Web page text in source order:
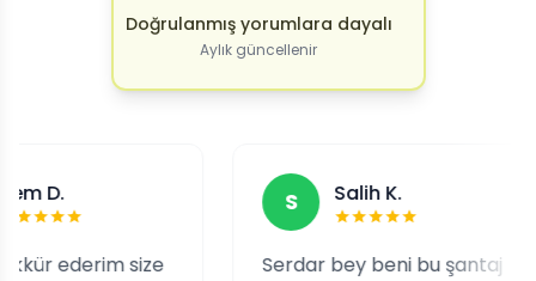
Doğrulanmış yorumlara dayalı
Aylık güncellenir
size
Salih K.
Serdar bey beni bu şantaj